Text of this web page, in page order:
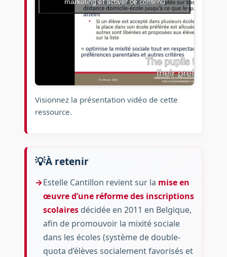
Visionnez la présentation vidéo de cette
ressource.
À retenir
Estelle Cantillon revient sur la mise en
œuvre d’une réforme des inscriptions
scolairesdécidée en 2011 en Belgique,
afin de promouvoir la mixité sociale
dans les écoles (système de double-
quota d’élèves socialement favorisés et